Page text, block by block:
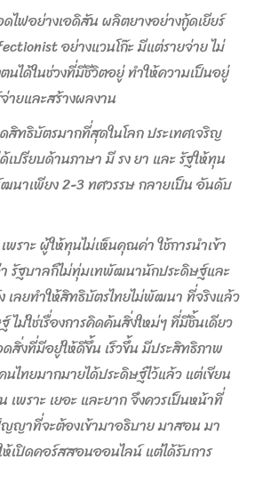
ไฟอย่างเอดิสัน ผลิตยางอย่างกู้ดเยียร์
อย่างแวนโก๊ะ มีแต่รายจ่าย ไม่
นได้ในช่วงที่มีชีวิตอยู่ ทำให้ความเป็นอยู่
ายและสร้างผลงาน
สิทธิบัตรมากที่สุดในโลก ประเทศเจริญ
เปรียบด้านภาษา มี รง ยา และ รัฐให้ทุน
าเพียง 2-3 ทศวรรษ กลายเป็น อันดับ
พราะ ผู้ให้ทุนไม่เห็นคุณค่า ใช้การนำเข้า
รัฐบาลก็ไม่ทุ่มเทพัฒนานักประดิษฐ์และ
เลยทำให้สิทธิบัตรไทยไม่พัฒนา ที่จริงแล้ว
ไม่ใช่เรื่องการคิดค้นสิ่งใหม่ๆ ที่มีชิ้นเดียว
สิ่งที่มีอยู่ให้ดีขึ้น เร็วขึ้น มีประสิทธิภาพ
ไทยมากมายได้ประดิษฐ์ไว้แล้ว แต่เขียน
เพราะ เยอะ และยาก จึงควรเป็นหน้าที่
ญาที่จะต้องเข้ามาอธิบาย มาสอน มา
เปิดคอร์สสอนออนไลน์ แต่ได้รับการ